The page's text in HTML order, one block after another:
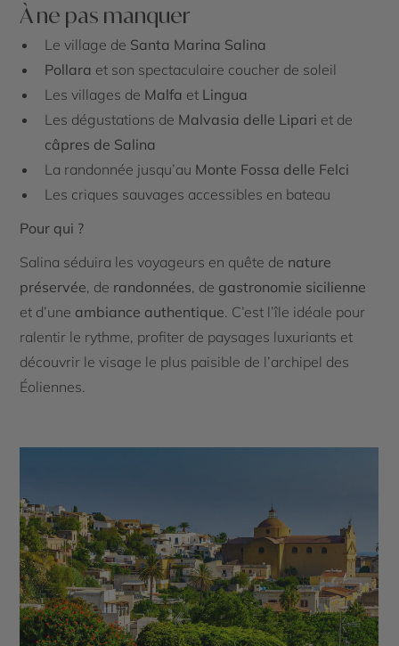
À ne pas manquer
Le village de Santa Marina Salina
Pollara et son spectaculaire coucher de soleil
Les villages de Malfa et Lingua
Les dégustations de Malvasia delle Lipari et de
câpres de Salina
La randonnée jusqu’au Monte Fossa delle Felci
Les criques sauvages accessibles en bateau
Pour qui ?
Salina séduira les voyageurs en quête de nature
préservée, de randonnées, de gastronomie sicilienne
et d’une ambiance authentique. C’est l’île idéale pour
ralentir le rythme, profiter de paysages luxuriants et
découvrir le visage le plus paisible de l’archipel des
Éoliennes.